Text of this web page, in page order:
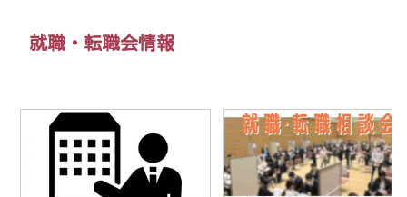
就職・転職会情報